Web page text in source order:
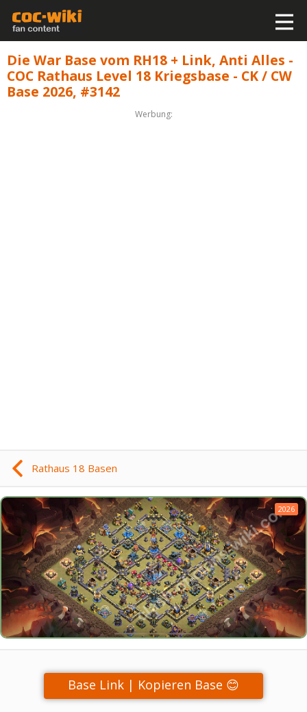
Die War Base vom RH18 + Link, Anti Alles -
COC Rathaus Level 18 Kriegsbase - CK / CW
Base 2026, #3142
Werbung:
Rathaus 18 Basen
2026
Base Link | Kopieren Base 😊